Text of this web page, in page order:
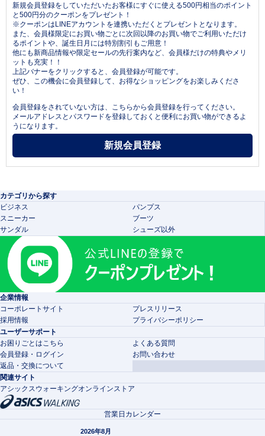
新規会員登録をしていただいたお客様にすぐに使える500円相当のポイント
と500円分のクーポンをプレゼント！
※クーポンはLINEアカウントを連携いただくとプレゼントとなります。
また、会員様限定にお買い物ごとに次回以降のお買い物でご利用いただけ
るポイントや、誕生日月には特別割引もご用意！
他にも新商品情報や限定セールの先行案内など、会員様だけの特典やメリ
ットも充実！！
上記バナーをクリックすると、会員登録が可能です。
ぜひ、この機会に会員登録して、お得なショッピングをお楽しみくださ
い！
会員登録をされていない方は、こちらから会員登録を行ってください。
メールアドレスとパスワードを登録しておくと便利にお買い物ができるよ
うになります。
カテゴリから探す
ビジネス
パンプス
スニーカー
ブーツ
サンダル
シューズ以外
企業情報
コーポレートサイト
プレスリリース
採用情報
プライバシーポリシー
ユーザーサポート
お困りごとはこちら
よくある質問
会員登録・ログイン
お問い合わせ
返品・交換について
関連サイト
アシックスウォーキングオンラインストア
営業日カレンダー
2026年8月